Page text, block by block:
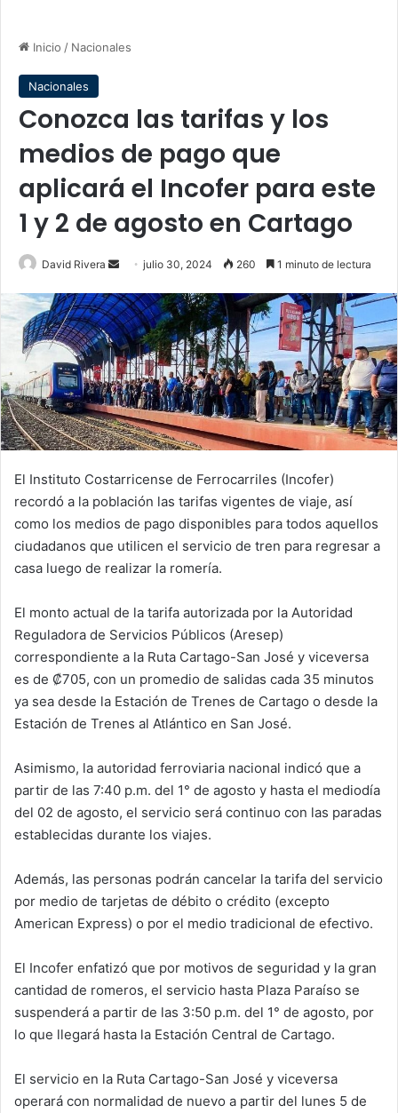
Inicio / Nacionales
Nacionales
Conozca las tarifas y los
medios de pago que
aplicará el Incofer para este
1 y 2 de agosto en Cartago
David Rivera
Send
email
julio 30, 2024 260 1 minuto de lectura
El Instituto Costarricense de Ferrocarriles (Incofer)
recordó a la población las tarifas vigentes de viaje, así
como los medios de pago disponibles para todos aquellos
ciudadanos que utilicen el servicio de tren para regresar a
casa luego de realizar la romería.
El monto actual de la tarifa autorizada por la Autoridad
Reguladora de Servicios Públicos (Aresep)
correspondiente a la Ruta Cartago-San José y viceversa
es de ₡705, con un promedio de salidas cada 35 minutos
ya sea desde la Estación de Trenes de Cartago o desde la
Estación de Trenes al Atlántico en San José.
Asimismo, la autoridad ferroviaria nacional indicó que a
partir de las 7:40 p.m. del 1° de agosto y hasta el mediodía
del 02 de agosto, el servicio será continuo con las paradas
establecidas durante los viajes.
Además, las personas podrán cancelar la tarifa del servicio
por medio de tarjetas de débito o crédito (excepto
American Express) o por el medio tradicional de efectivo.
El Incofer enfatizó que por motivos de seguridad y la gran
cantidad de romeros, el servicio hasta Plaza Paraíso se
suspenderá a partir de las 3:50 p.m. del 1° de agosto, por
lo que llegará hasta la Estación Central de Cartago.
El servicio en la Ruta Cartago-San José y viceversa
operará con normalidad de nuevo a partir del lunes 5 de